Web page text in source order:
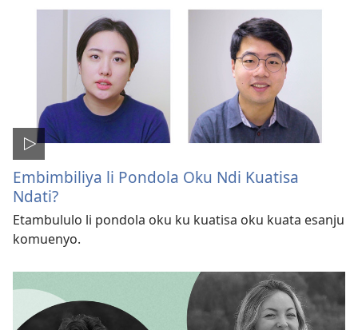
Embimbiliya li Pondola Oku Ndi Kuatisa
Ndati?
Etambululo li pondola oku ku kuatisa oku kuata esanju
komuenyo.